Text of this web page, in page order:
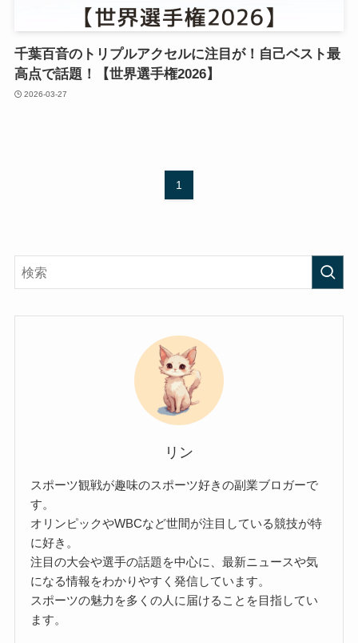
千葉百音のトリプルアクセルに注目が！自己ベスト最
高点で話題！【世界選手権2026】
2026-03-27
1
リン
スポーツ観戦が趣味のスポーツ好きの副業ブロガーで
す。
オリンピックやWBCなど世間が注目している競技が特
に好き。
注目の大会や選手の話題を中心に、最新ニュースや気
になる情報をわかりやすく発信しています。
スポーツの魅力を多くの人に届けることを目指してい
ます。